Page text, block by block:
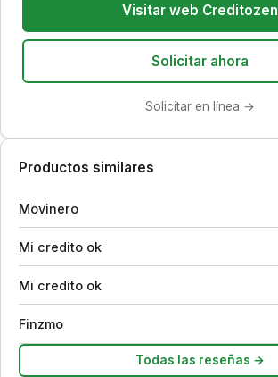
Visitar web Creditozen
Solicitar ahora
Solicitar en línea →
Productos similares
Movinero
Mi credito ok
Mi credito ok
Finzmo
Todas las reseñas →